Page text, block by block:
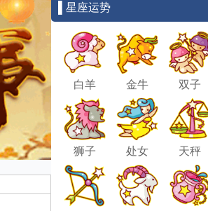
▌星座运势
白羊 金牛 双子
狮子 处女 天秤